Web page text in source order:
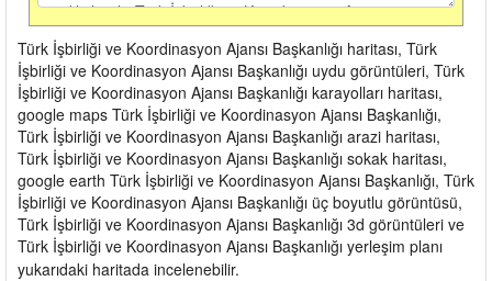
Türk İşbirliği ve Koordinasyon Ajansı Başkanlığı haritası, Türk
İşbirliği ve Koordinasyon Ajansı Başkanlığı uydu görüntüleri, Türk
İşbirliği ve Koordinasyon Ajansı Başkanlığı karayolları haritası,
google maps Türk İşbirliği ve Koordinasyon Ajansı Başkanlığı,
Türk İşbirliği ve Koordinasyon Ajansı Başkanlığı arazi haritası,
Türk İşbirliği ve Koordinasyon Ajansı Başkanlığı sokak haritası,
google earth Türk İşbirliği ve Koordinasyon Ajansı Başkanlığı, Türk
İşbirliği ve Koordinasyon Ajansı Başkanlığı üç boyutlu görüntüsü,
Türk İşbirliği ve Koordinasyon Ajansı Başkanlığı 3d görüntüleri ve
Türk İşbirliği ve Koordinasyon Ajansı Başkanlığı yerleşim planı
yukarıdaki haritada incelenebilir.